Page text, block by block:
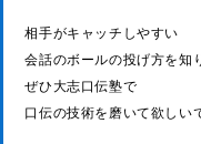
相手がキャッチしやすい
会話のボールの投げ方を知
ぜひ大志口伝塾で
口伝の技術を磨いて欲しい